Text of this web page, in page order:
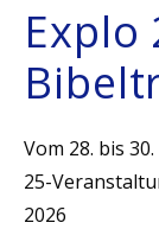
Explo
Vom 28. bis
25-
2026